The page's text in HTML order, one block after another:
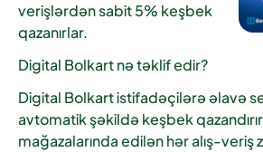
verişlərdən sabit 5% keşbek
qazanırlar.
Digital Bolkart nə təklif edir?
Digital Bolkart istifadəçilərə əlavə
avtomatik şəkildə keşbek
mağazalarında edilən hər alış-veriş